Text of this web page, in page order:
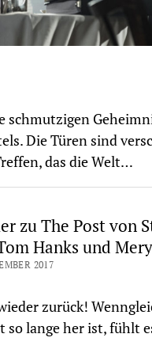
schmutzigen
Die Türen sind
das die Welt…
zu The Post von
Hanks und
2017
zurück!
so lange her ist, fühlt